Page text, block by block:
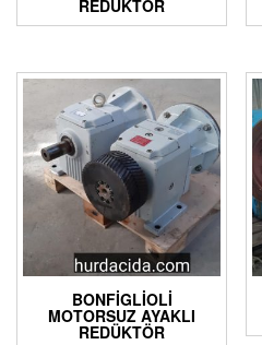
REDÜKTÖR
BONFIGLIOLI
MOTORSUZ AYAKLI
REDÜKTÖR